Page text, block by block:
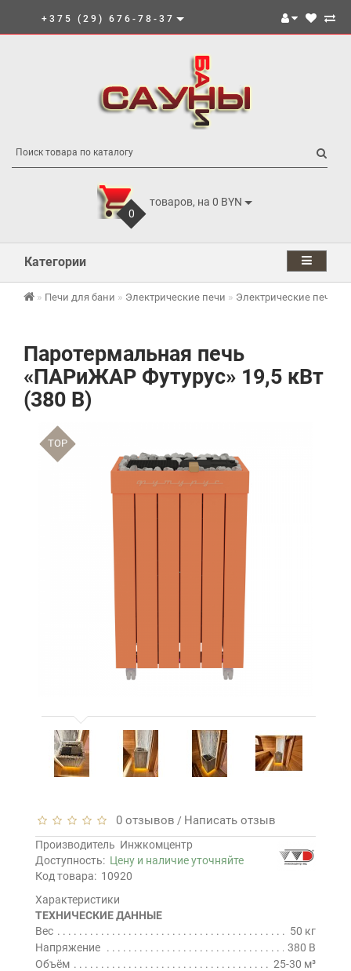
+375 (29) 676-78-37
0
товаров, на 0 BYN
Категории
Печи для бани Электрические печи Электрические печи
Паротермальная печь
«ПАРиЖАР Футурус» 19,5 кВт
(380 В)
TOP
0 отзывов / Написать отзыв
Производитель Инжкомцентр
Доступность: Цену и наличие уточняйте
Код товара: 10920
Характеристики
ТЕХНИЧЕСКИЕ ДАННЫЕ
Вес
50 кг
Напряжение
380 В
Объём
25-30 м³